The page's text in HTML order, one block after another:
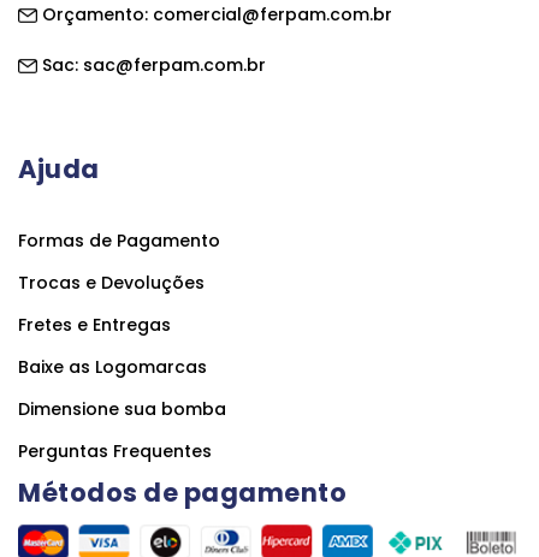
Orçamento: comercial@ferpam.com.br
Sac: sac@ferpam.com.br
Ajuda
Formas de Pagamento
Trocas e Devoluções
Fretes e Entregas
Baixe as Logomarcas
Dimensione sua bomba
Perguntas Frequentes
Métodos de pagamento